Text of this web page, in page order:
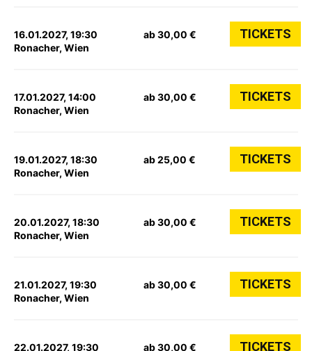
16.01.2027, 19:30
Ronacher, Wien
ab 30,00 € TICKETS
17.01.2027, 14:00
Ronacher, Wien
ab 30,00 € TICKETS
19.01.2027, 18:30
Ronacher, Wien
ab 25,00 € TICKETS
20.01.2027, 18:30
Ronacher, Wien
ab 30,00 € TICKETS
21.01.2027, 19:30
Ronacher, Wien
ab 30,00 € TICKETS
22.01.2027, 19:30
ab 30,00 € TICKETS